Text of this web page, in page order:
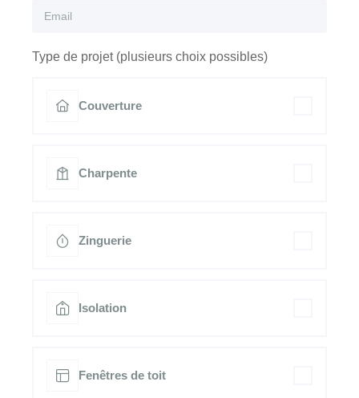
Type de projet (plusieurs choix possibles)
Couverture
Charpente
Zinguerie
Isolation
Fenêtres de toit